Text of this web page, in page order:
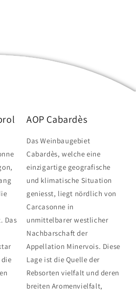
Das
AOP Cabardès
Das Weinbaugebiet
Cabardès, welche eine
einzigartige geografische
und klimatische Situation
geniesst, liegt nördlich von
Carcasonne in
unmittelbarer westlicher
Nachbarschaft der
Appellation Minervois. Diese
Lage ist die Quelle der
Rebsorten vielfalt und deren
breiten Aromenvielfalt,